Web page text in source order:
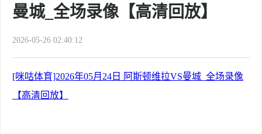
曼城_全场录像【高清回放】
2026-05-26 02:40:12
[咪咕体育]2026年05月24日 阿斯顿维拉VS曼城_全场录像
【高清回放】